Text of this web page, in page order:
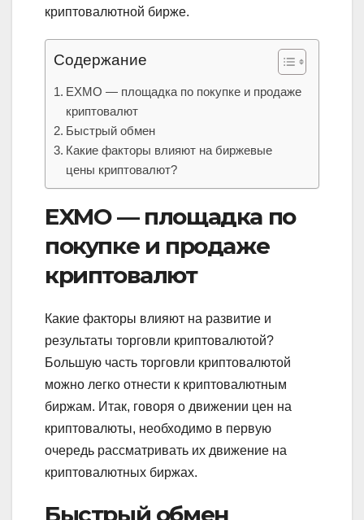
криптовалютной бирже.
Содержание
EXMO — площадка по покупке и продаже
криптовалют
Быстрый обмен
Какие факторы влияют на биржевые
цены криптовалют?
EXMO — площадка по
покупке и продаже
криптовалют
Какие факторы влияют на развитие и
результаты торговли криптовалютой?
Большую часть торговли криптовалютой
можно легко отнести к криптовалютным
биржам. Итак, говоря о движении цен на
криптовалюты, необходимо в первую
очередь рассматривать их движение на
криптовалютных биржах.
Быстрый обмен